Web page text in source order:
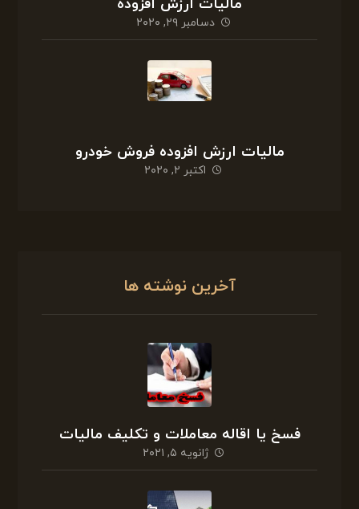
مالیات ارزش افزوده
دسامبر ۲۹, ۲۰۲۰
مالیات ارزش افزوده فروش خودرو
اکتبر ۲, ۲۰۲۰
آخرین نوشته ها
فسخ یا اقاله معاملات و تکلیف مالیات
ژانویه ۵, ۲۰۲۱